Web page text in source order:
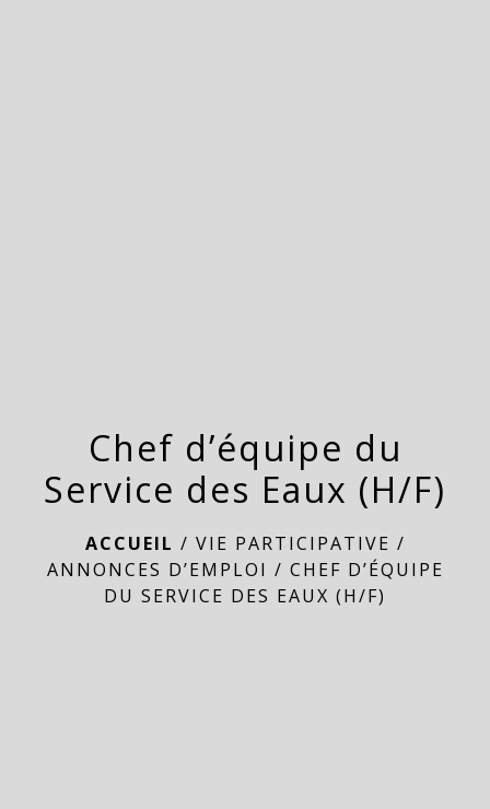
Chef d’équipe du
Service des Eaux (H/F)
ACCUEIL / VIE PARTICIPATIVE /
ANNONCES D’EMPLOI / CHEF D’ÉQUIPE
DU SERVICE DES EAUX (H/F)